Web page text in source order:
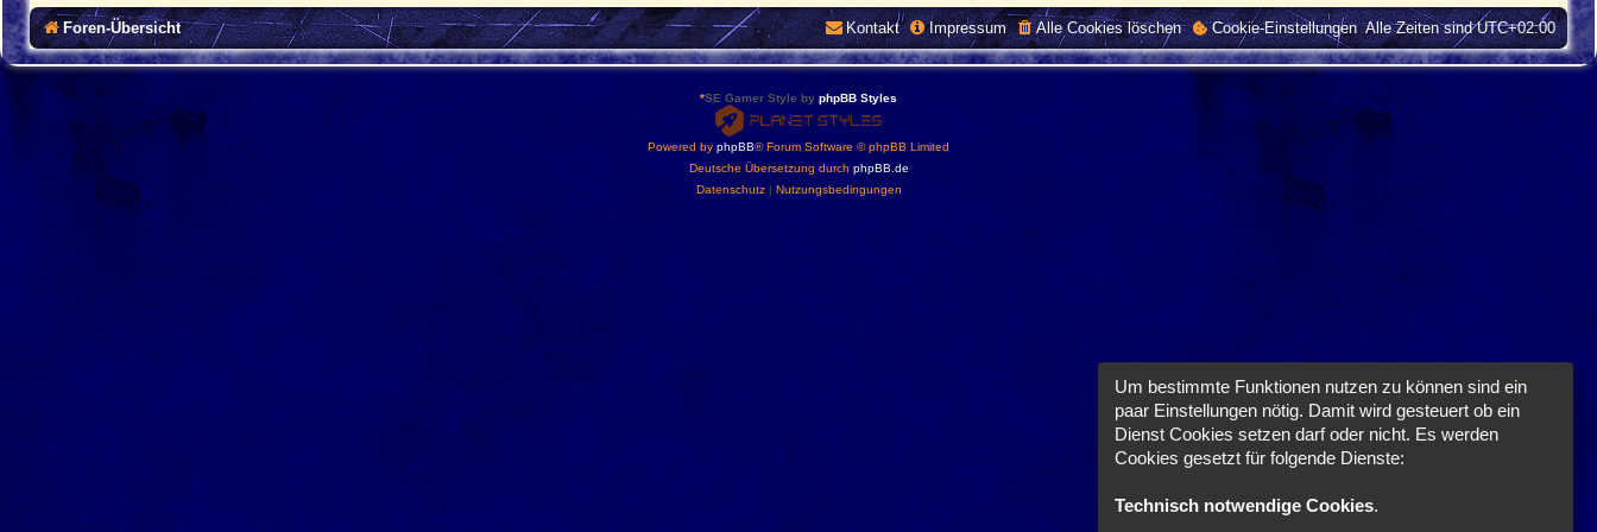
w
l
e
d
n
ä
g
i
t
r
a
B
e
i
t
g
Foren-Übersicht Alle Zeiten sindUTC+02:00
Cookie-Einstellungen
Alle Cookies löschen
Impressum
Kontakt
*SE Gamer Style by phpBB Styles
Powered by phpBB® Forum Software © phpBB Limited
Deutsche Übersetzung durch phpBB.de
Datenschutz| Nutzungsbedingungen
Um bestimmte Funktionen nutzen zu können sind ein
paar Einstellungen nötig. Damit wird gesteuert ob ein
Dienst Cookies setzen darf oder nicht. Es werden
Cookies gesetzt für folgende Dienste:
Technisch notwendige Cookies.